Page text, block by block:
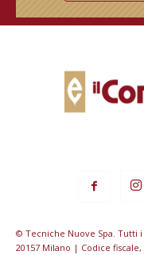
© Tecniche Nuove Spa. Tutti
20157 Milano | Codice